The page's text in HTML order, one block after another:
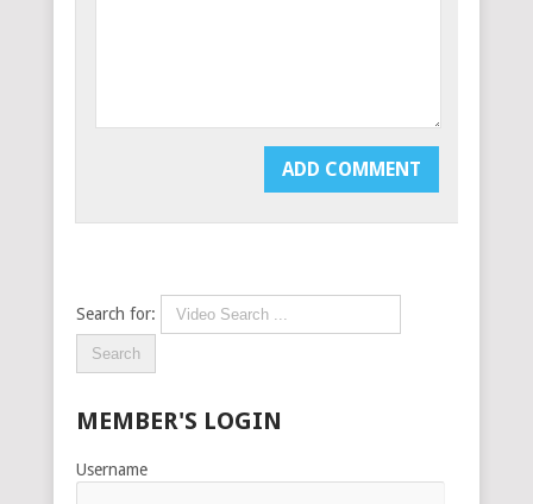
Search for:
MEMBER'S LOGIN
Username